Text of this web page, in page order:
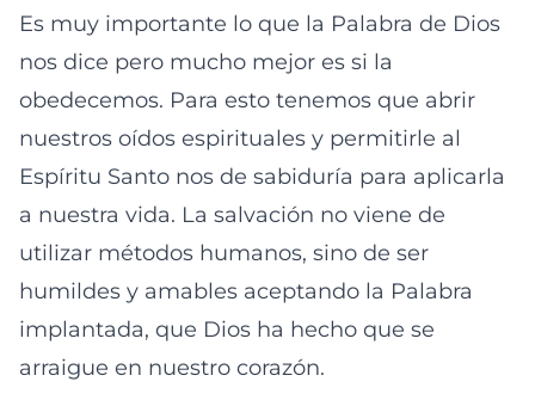
Es muy importante lo que la Palabra de Dios
nos dice pero mucho mejor es si la
obedecemos. Para esto tenemos que abrir
nuestros oídos espirituales y permitirle al
Espíritu Santo nos de sabiduría para aplicarla
a nuestra vida. La salvación no viene de
utilizar métodos humanos, sino de ser
humildes y amables aceptando la Palabra
implantada, que Dios ha hecho que se
arraigue en nuestro corazón.